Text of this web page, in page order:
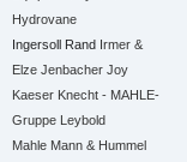
Hydrovane
Ingersoll Rand Irmer &
Elze Jenbacher Joy
Kaeser Knecht - MAHLE-
Gruppe Leybold
Mahle Mann & Hummel